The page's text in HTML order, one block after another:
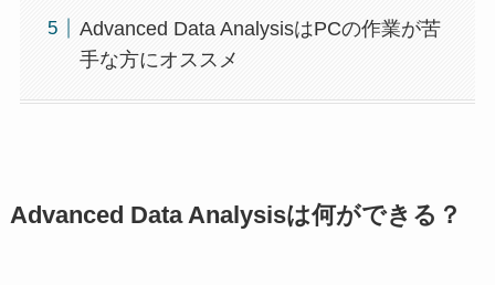
Advanced Data AnalysisはPCの作業が苦
手な方にオススメ
Advanced Data Analysisは何ができる？